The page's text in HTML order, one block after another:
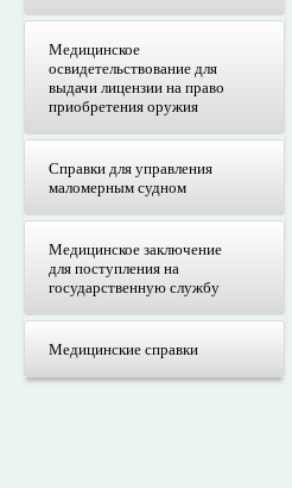
Медицинское
освидетельствование для
выдачи лицензии на право
приобретения оружия
Справки для управления
маломерным судном
Медицинское заключение
для поступления на
государственную службу
Медицинские справки